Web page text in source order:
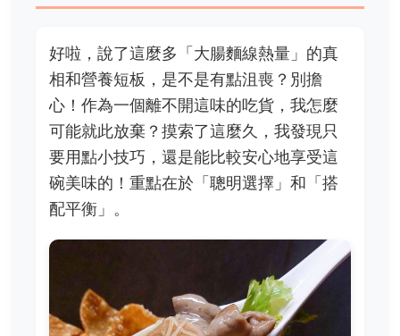
好啦，說了這麼多「大腸麵線熱量」的真
相和營養短板，是不是有點沮喪？別擔
心！作為一個離不開這味的吃貨，我怎麼
可能就此放棄？摸索了這麼久，我發現只
要用點小技巧，還是能比較安心地享受這
碗美味的！重點在於「聰明選擇」和「搭
配平衡」。